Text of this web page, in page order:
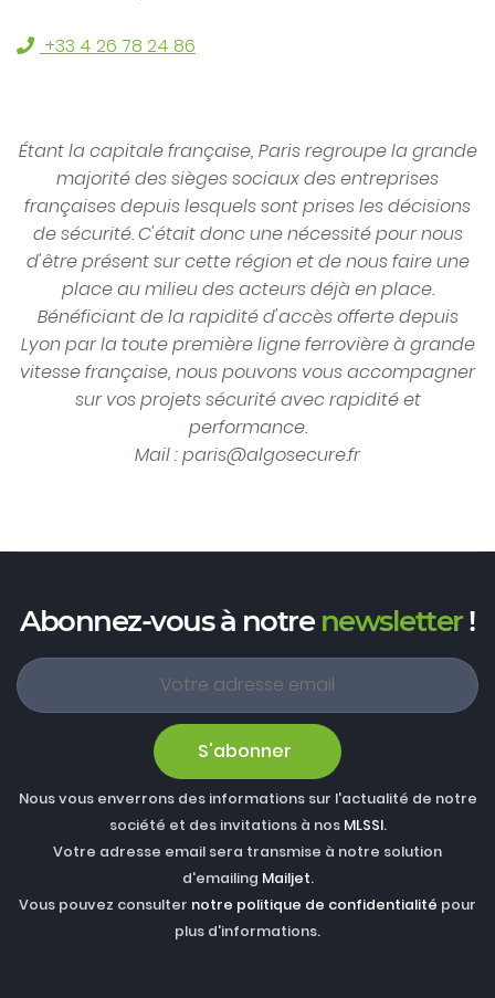
+33 4 26 78 24 86
Étant la capitale française, Paris regroupe la grande
majorité des sièges sociaux des entreprises
françaises depuis lesquels sont prises les décisions
de sécurité. C'était donc une nécessité pour nous
d'être présent sur cette région et de nous faire une
place au milieu des acteurs déjà en place.
Bénéficiant de la rapidité d'accès offerte depuis
Lyon par la toute première ligne ferrovière à grande
vitesse française, nous pouvons vous accompagner
sur vos projets sécurité avec rapidité et
performance.
Mail :rf.erucesogla@sirap
Abonnez-vous à notrenewsletter!
S'abonner
Nous vous enverrons des informations sur l'actualité de notre
société et des invitations à nos MLSSI.
Votre adresse email sera transmise à notre solution
d'emailing Mailjet.
Vous pouvez consulter notre politique de confidentialité pour
plus d'informations.